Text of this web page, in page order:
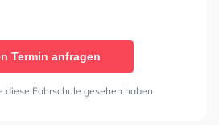
Termin anfragen
diese Fahrschule gesehen haben